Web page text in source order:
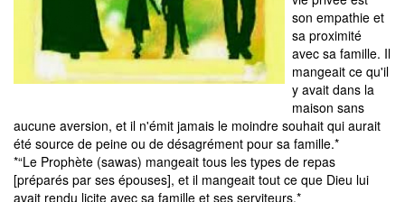
son empathie et
sa proximité
avec sa famille. Il
mangeait ce qu'il
y avait dans la
maison sans
aucune aversion, et il n'émit jamais le moindre souhait qui aurait
été source de peine ou de désagrément pour sa famille.*
*“Le Prophète (sawas) mangeait tous les types de repas
[préparés par ses épouses], et il mangeait tout ce que Dieu lui
avait rendu licite avec sa famille et ses serviteurs.*